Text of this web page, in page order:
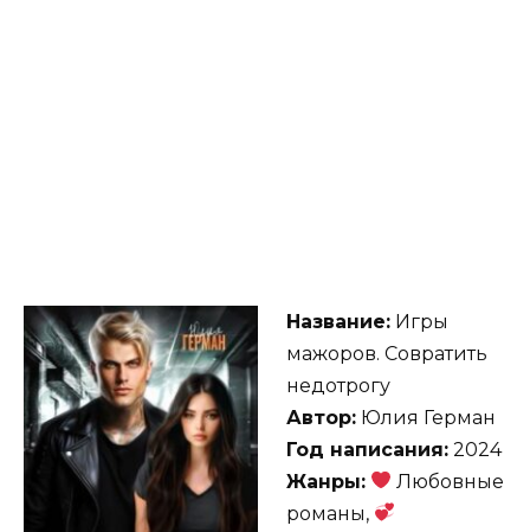
Название: Игры
мажоров. Совратить
недотрогу
Автор: Юлия Герман
Год написания: 2024
Жанры:
Любовные
романы,